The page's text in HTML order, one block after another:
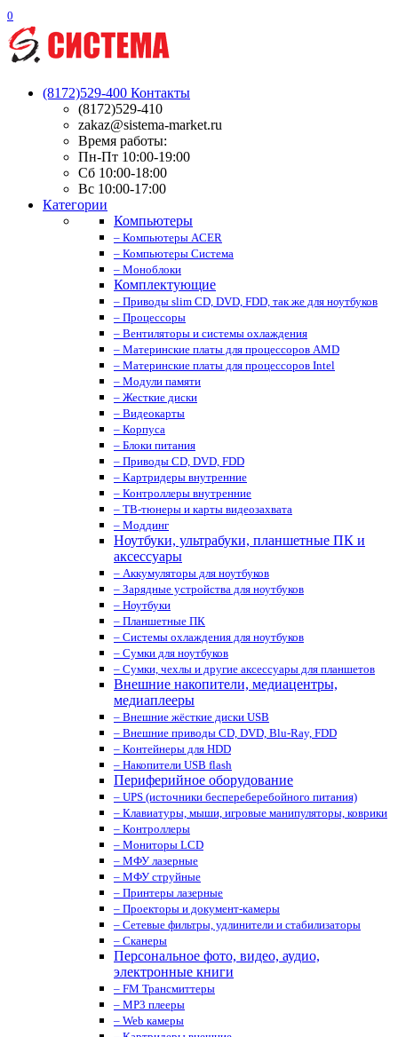
0
(8172)529-400 Контакты
(8172)529-410
zakaz@sistema-market.ru
Время работы:
Пн-Пт 10:00-19:00
Сб 10:00-18:00
Вс 10:00-17:00
Категории
Компьютеры
– Компьютеры ACER
– Компьютеры Система
– Моноблоки
Комплектующие
– Приводы slim CD, DVD, FDD, так же для ноутбуков
– Процессоры
– Вентиляторы и системы охлаждения
– Материнские платы для процессоров AMD
– Материнские платы для процессоров Intel
– Модули памяти
– Жесткие диски
– Видеокарты
– Корпуса
– Блоки питания
– Приводы CD, DVD, FDD
– Картридеры внутренние
– Контроллеры внутренние
– ТВ-тюнеры и карты видеозахвата
– Моддинг
Ноутбуки, ультрабуки, планшетные ПК и
аксессуары
– Аккумуляторы для ноутбуков
– Зарядные устройства для ноутбуков
– Ноутбуки
– Планшетные ПК
– Системы охлаждения для ноутбуков
– Сумки для ноутбуков
– Сумки, чехлы и другие аксессуары для планшетов
Внешние накопители, медиацентры,
медиаплееры
– Внешние жёсткие диски USB
– Внешние приводы CD, DVD, Blu-Ray, FDD
– Контейнеры для HDD
– Накопители USB flash
Периферийное оборудование
– UPS (источники беспереберебойного питания)
– Клавиатуры, мыши, игровые манипуляторы, коврики
– Контроллеры
– Мониторы LCD
– МФУ лазерные
– МФУ струйные
– Принтеры лазерные
– Проекторы и документ-камеры
– Сетевые фильтры, удлинители и стабилизаторы
– Сканеры
Персональное фото, видео, аудио,
электронные книги
– FM Трансмиттеры
– MP3 плееры
– Web камеры